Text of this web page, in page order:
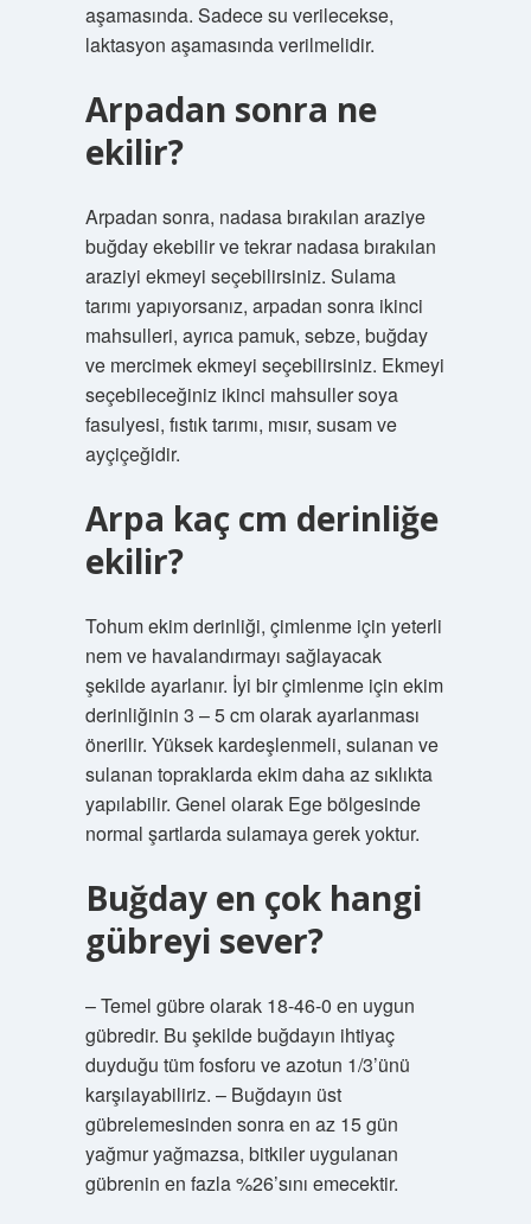
aşamasında. Sadece su verilecekse,
laktasyon aşamasında verilmelidir.
Arpadan sonra ne
ekilir?
Arpadan sonra, nadasa bırakılan araziye
buğday ekebilir ve tekrar nadasa bırakılan
araziyi ekmeyi seçebilirsiniz. Sulama
tarımı yapıyorsanız, arpadan sonra ikinci
mahsulleri, ayrıca pamuk, sebze, buğday
ve mercimek ekmeyi seçebilirsiniz. Ekmeyi
seçebileceğiniz ikinci mahsuller soya
fasulyesi, fıstık tarımı, mısır, susam ve
ayçiçeğidir.
Arpa kaç cm derinliğe
ekilir?
Tohum ekim derinliği, çimlenme için yeterli
nem ve havalandırmayı sağlayacak
şekilde ayarlanır. İyi bir çimlenme için ekim
derinliğinin 3 – 5 cm olarak ayarlanması
önerilir. Yüksek kardeşlenmeli, sulanan ve
sulanan topraklarda ekim daha az sıklıkta
yapılabilir. Genel olarak Ege bölgesinde
normal şartlarda sulamaya gerek yoktur.
Buğday en çok hangi
gübreyi sever?
– Temel gübre olarak 18-46-0 en uygun
gübredir. Bu şekilde buğdayın ihtiyaç
duyduğu tüm fosforu ve azotun 1/3’ünü
karşılayabiliriz. – Buğdayın üst
gübrelemesinden sonra en az 15 gün
yağmur yağmazsa, bitkiler uygulanan
gübrenin en fazla %26’sını emecektir.